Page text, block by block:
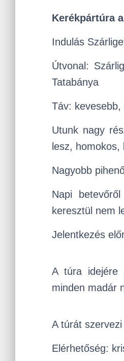
Kerékpártúra a
Indulás
Útvonal:
Tatabánya
Táv:
Utunk nagy
lesz,
Nagyobb
Napi
keresztül nem
Jelentkezés
A túra idejére
minden madár
A túrát
Elérhetőség: